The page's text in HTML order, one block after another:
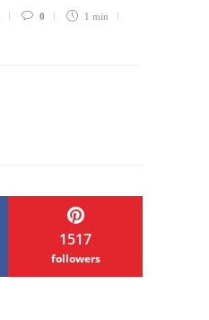
0 1 min
1517
followers